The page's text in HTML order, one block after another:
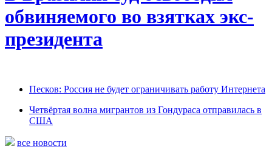
обвиняемого во взятках экс-
президента
Песков: Россия не будет ограничивать работу Интернета
Четвёртая волна мигрантов из Гондураса отправилась в
США
все новости